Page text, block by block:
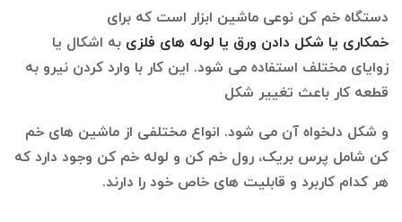
دستگاه خم کن نوعی ماشین ابزار است که برای
خمکاری یا شکل دادن ورق یا لوله های فلزی به اشکال یا
زوایای مختلف استفاده می شود. این کار با وارد کردن نیرو به
قطعه کار باعث تغییر شکل
و شکل دلخواه آن می شود. انواع مختلفی از ماشین های خم
کن شامل پرس بریک، رول خم کن و لوله خم کن وجود دارد که
هر کدام کاربرد و قابلیت های خاص خود را دارند.